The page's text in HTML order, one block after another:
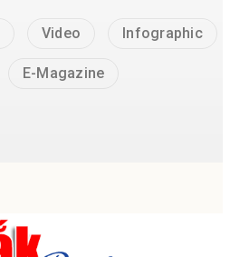
Video Infographic
E-Magazine